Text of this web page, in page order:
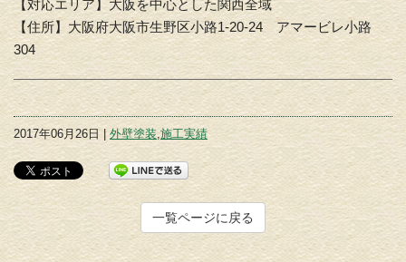
【対応エリア】大阪を中心とした関西全域
【住所】大阪府大阪市生野区小路1-20-24 アマービレ小路
304
2017年06月26日 | 外壁塗装,施工実績
一覧ページに戻る